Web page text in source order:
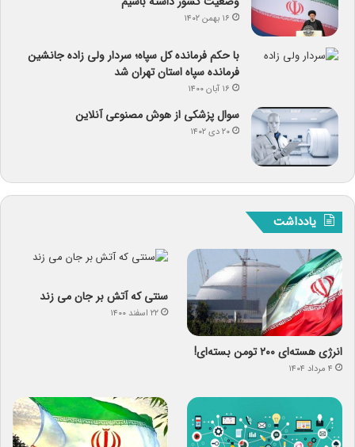
۱۶ بهمن ۱۴۰۲
با حکم فرمانده کل سپاه؛ سردار ولی زاده جانشین
فرمانده سپاه استان تهران شد
۱۶ آبان ۱۴۰۰
سوال پزشکی از هوش مصنوعی آنلاین
۲۰ دی ۱۴۰۲
یادداشت
انرژی هسته‌ای ۲۰۰ تومن بسته‌ای!
۴ مرداد ۱۴۰۴
سنتی که آتش بر جان می زند
۲۲ اسفند ۱۴۰۰